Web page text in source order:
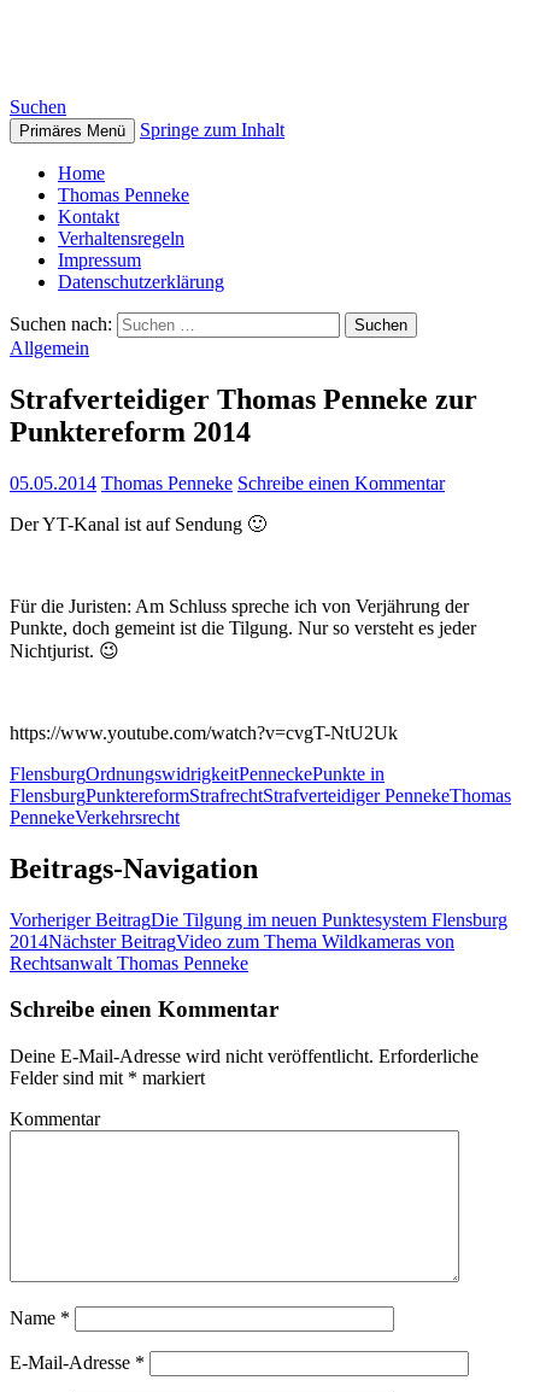
Suchen
Primäres Menü Springe zum Inhalt
Home
Thomas Penneke
Kontakt
Verhaltensregeln
Impressum
Datenschutzerklärung
Suchen nach:
Allgemein
Strafverteidiger Thomas Penneke zur
Punktereform 2014
05.05.2014 Thomas Penneke Schreibe einen Kommentar
Der YT-Kanal ist auf Sendung 🙂
Für die Juristen: Am Schluss spreche ich von Verjährung der
Punkte, doch gemeint ist die Tilgung. Nur so versteht es jeder
Nichtjurist. 😉
https://www.youtube.com/watch?v=cvgT-NtU2Uk
FlensburgOrdnungswidrigkeitPenneckePunkte in
FlensburgPunktereformStrafrechtStrafverteidiger PennekeThomas
PennekeVerkehrsrecht
Beitrags-Navigation
Vorheriger BeitragDie Tilgung im neuen Punktesystem Flensburg
2014Nächster BeitragVideo zum Thema Wildkameras von
Rechtsanwalt Thomas Penneke
Schreibe einen Kommentar
Deine E-Mail-Adresse wird nicht veröffentlicht. Erforderliche
Felder sind mit * markiert
Kommentar
Name *
E-Mail-Adresse *